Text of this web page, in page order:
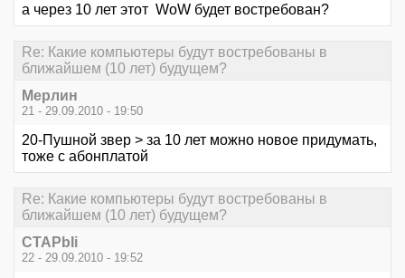
а через 10 лет этот WoW будет востребован?
Re: Какие компьютеры будут востребованы в
ближайшем (10 лет) будущем?
Мерлин
21 - 29.09.2010 - 19:50
20-Пушной звер > за 10 лет можно новое придумать,
тоже с абонплатой
Re: Какие компьютеры будут востребованы в
ближайшем (10 лет) будущем?
CTAPbIi
22 - 29.09.2010 - 19:52